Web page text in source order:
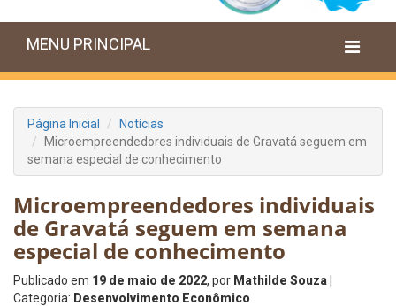
MENU PRINCIPAL
Página Inicial
Notícias
Microempreendedores individuais de Gravatá seguem em
semana especial de conhecimento
Microempreendedores individuais
de Gravatá seguem em semana
especial de conhecimento
Publicado em 19 de maio de 2022, por Mathilde Souza
Categoria: Desenvolvimento Econômico